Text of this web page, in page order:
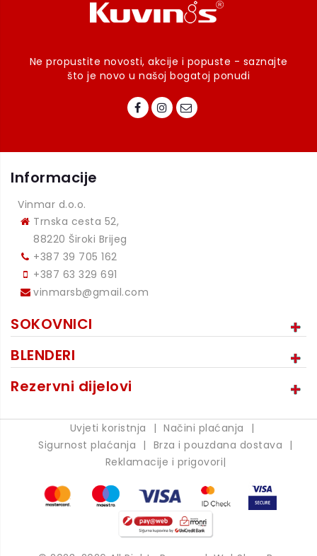
Ne propustite novosti, akcije i popuste - saznajte
što je novo u našoj bogatoj ponudi
Informacije
Vinmar d.o.o.
Trnska cesta 52,
88220 Široki Brijeg
+387 39 705 162
+387 63 329 691
vinmarsb@gmail.com
SOKOVNICI
BLENDERI
Rezervni dijelovi
Uvjeti koristnja | Načini plaćanja
|
Sigurnost plaćanja | Brza i pouzdana dostava |
Reklamacije i prigovori|